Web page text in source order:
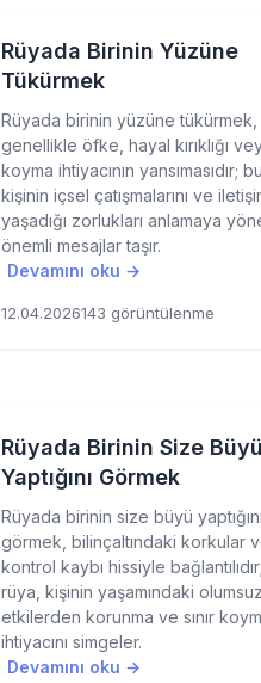
Rüyada Birinin Yüzüne
Tükürmek
Rüyada birinin yüzüne tükürmek,
genellikle öfke, hayal kırıklığı
koyma ihtiyacının yansımasıdır;
kişinin içsel çatışmalarını ve
yaşadığı zorlukları anlamaya
önemli mesajlar taşır.
Devamını oku →
12.04.2026143 görüntülenme
Rüyada Birinin Size Büyü
Yaptığını Görmek
Rüyada birinin size büyü yaptığını
görmek, bilinçaltındaki korkular
kontrol kaybı hissiyle
rüya, kişinin yaşamındaki olumsuz
etkilerden korunma ve sınır
ihtiyacını simgeler.
Devamını oku →